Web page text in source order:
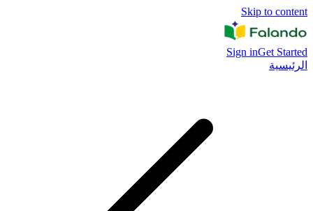
Skip to content
Sign inGet Started
الرئيسية